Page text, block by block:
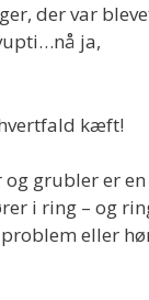
der var
ja,
kæft!
grubler er en
i ring – og
eller